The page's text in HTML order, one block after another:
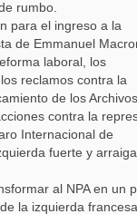
rumbo.
para el ingreso a la
de Emmanuel
laboral, los
reclamos contra la
de los Archivos
contra la
Internacional de
fuerte y
al NPA en un
la izquierda